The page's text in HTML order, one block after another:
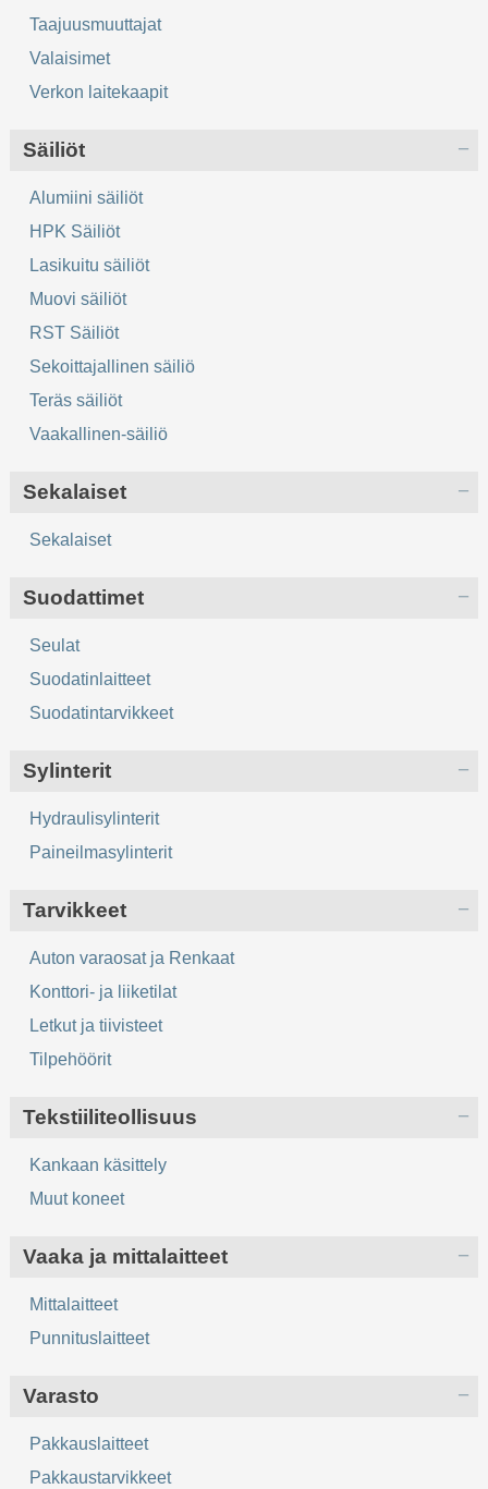
Taajuusmuuttajat
Valaisimet
Verkon laitekaapit
Säiliöt
Alumiini säiliöt
HPK Säiliöt
Lasikuitu säiliöt
Muovi säiliöt
RST Säiliöt
Sekoittajallinen säiliö
Teräs säiliöt
Vaakallinen-säiliö
Sekalaiset
Sekalaiset
Suodattimet
Seulat
Suodatinlaitteet
Suodatintarvikkeet
Sylinterit
Hydraulisylinterit
Paineilmasylinterit
Tarvikkeet
Auton varaosat ja Renkaat
Konttori- ja liiketilat
Letkut ja tiivisteet
Tilpehöörit
Tekstiiliteollisuus
Kankaan käsittely
Muut koneet
Vaaka ja mittalaitteet
Mittalaitteet
Punnituslaitteet
Varasto
Pakkauslaitteet
Pakkaustarvikkeet